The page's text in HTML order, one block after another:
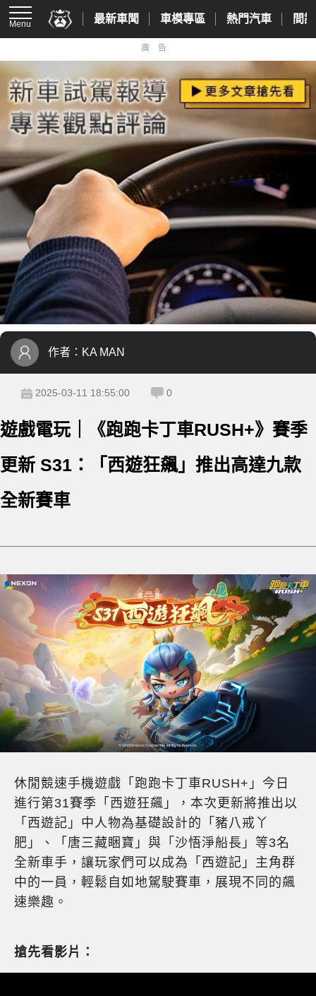
Menu 最新車聞 車模專區 熱門汽車 間
廣告
作者： KA MAN
2025-03-11 18:55:00 0
遊戲電玩｜《跑跑卡丁車RUSH+》賽季
更新 S31：「西遊狂飆」推出高達九款
全新賽車
休閒競速手機遊戲「跑跑卡丁車RUSH+」今日
進行第31賽季「西遊狂飆」，本次更新將推出以
「西遊記」中人物為基礎設計的「豬八戒丫
肥」、「唐三藏睏寶」與「沙悟淨船長」等3名
全新車手，讓玩家們可以成為「西遊記」主角群
中的一員，輕鬆自如地駕駛賽車，展現不同的飆
速樂趣。
搶先看影片：